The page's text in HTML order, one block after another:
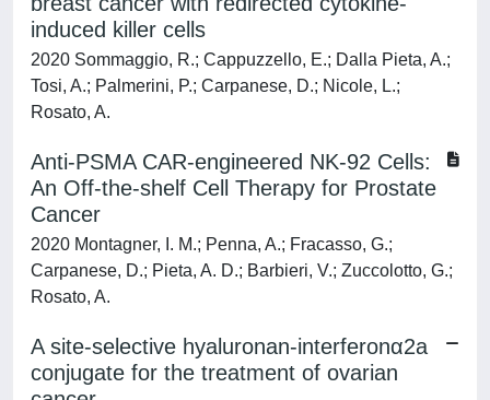
induced killer cells
2020 Sommaggio, R.; Cappuzzello, E.; Dalla Pieta, A.;
Tosi, A.; Palmerini, P.; Carpanese, D.; Nicole, L.;
Rosato, A.
Anti-PSMA CAR-engineered NK-92 Cells:
An Off-the-shelf Cell Therapy for Prostate
Cancer
2020 Montagner, I. M.; Penna, A.; Fracasso, G.;
Carpanese, D.; Pieta, A. D.; Barbieri, V.; Zuccolotto, G.;
Rosato, A.
A site-selective hyaluronan-interferonα2a
conjugate for the treatment of ovarian